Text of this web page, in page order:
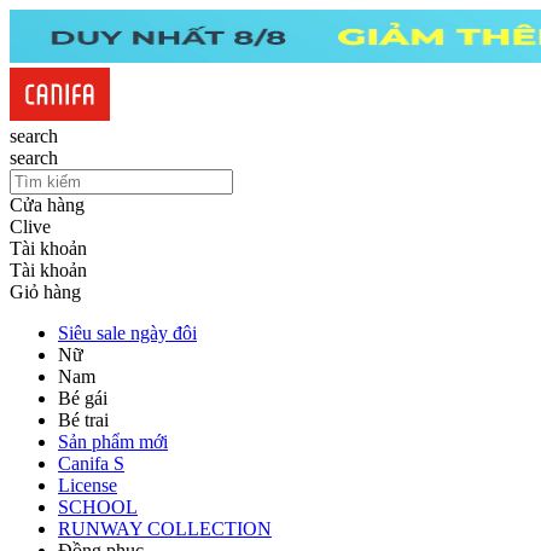
search
search
Cửa hàng
Clive
Tài khoản
Tài khoản
Giỏ hàng
Siêu sale ngày đôi
Nữ
Nam
Bé gái
Bé trai
Sản phẩm mới
Canifa S
License
SCHOOL
RUNWAY COLLECTION